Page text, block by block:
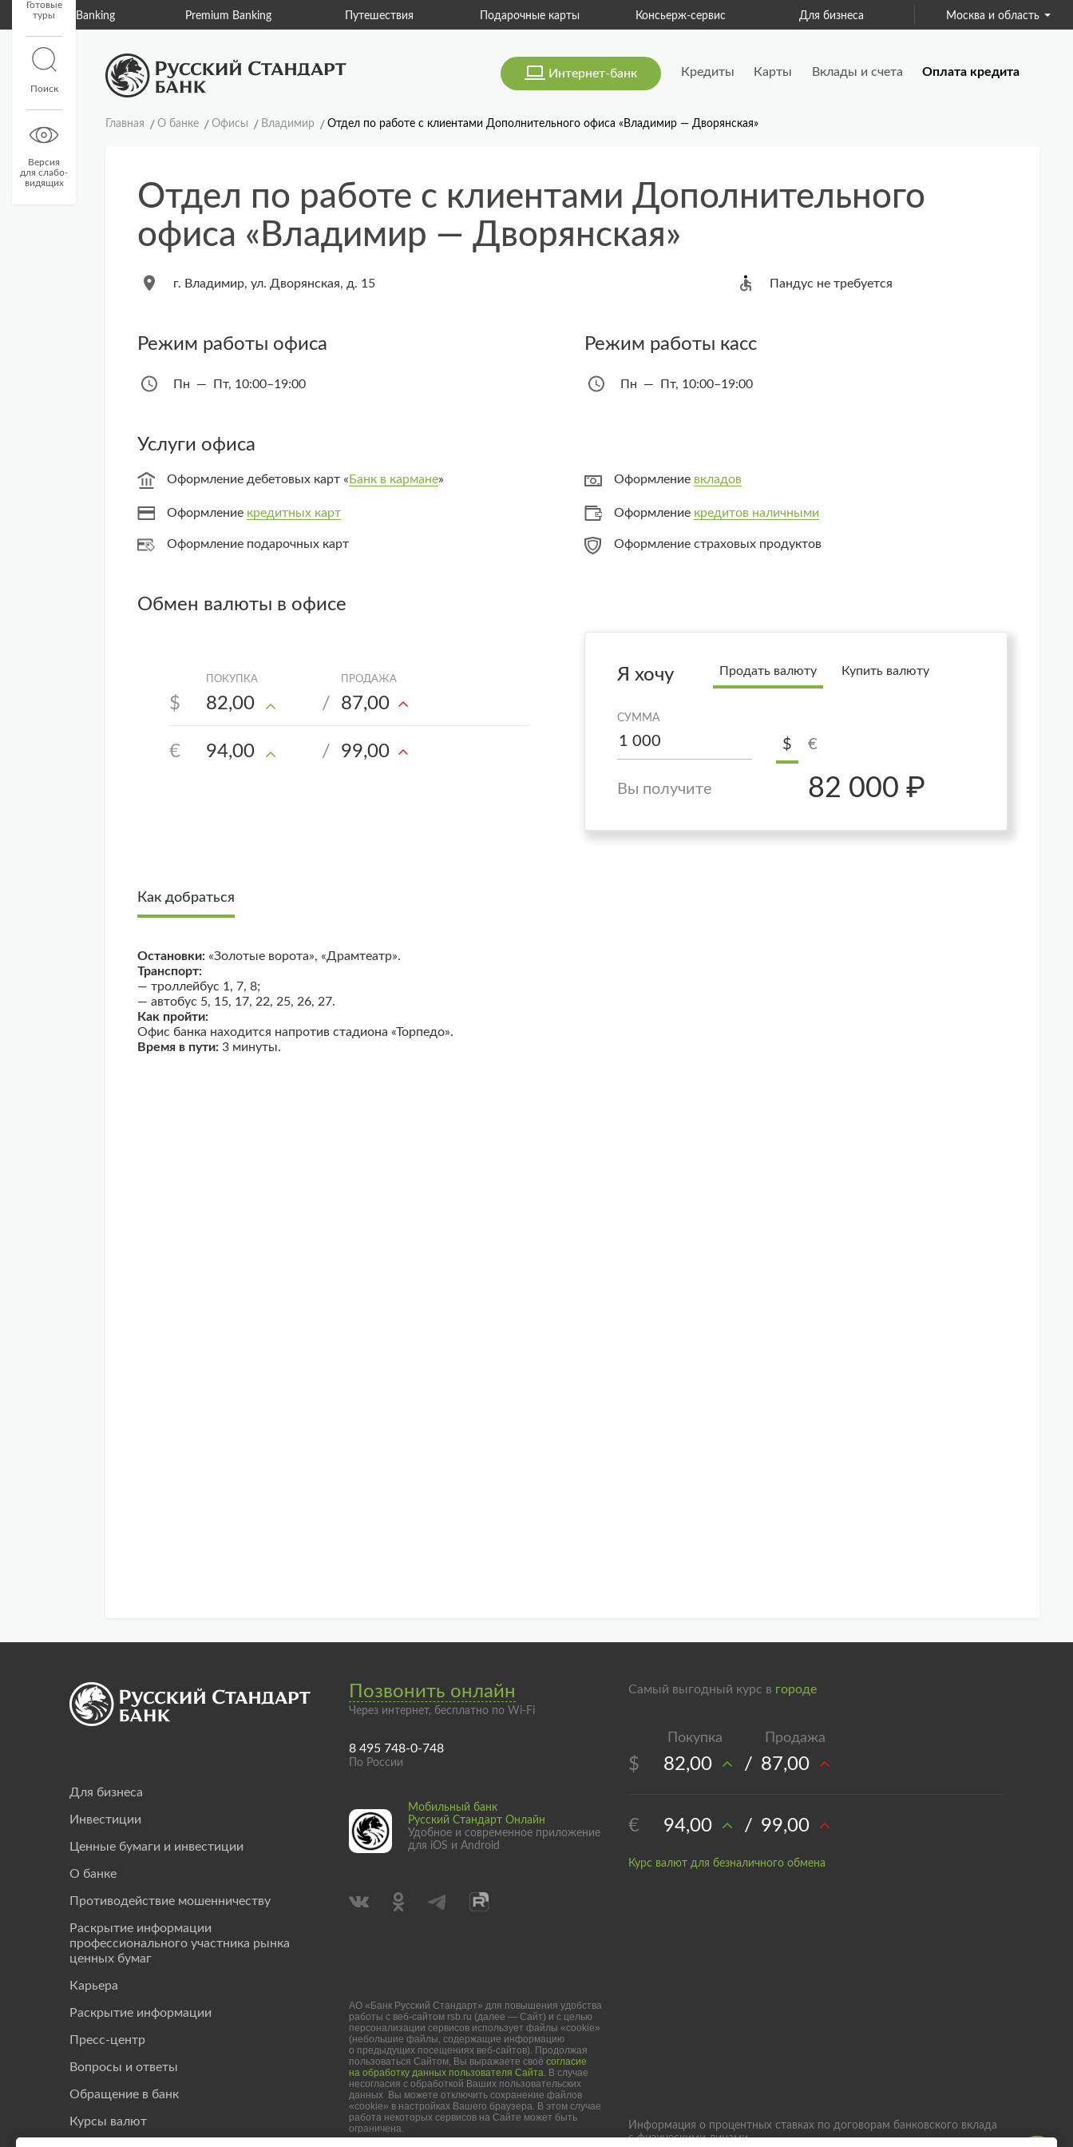
Private Banking Premium Banking Путешествия Подарочные карты Консьерж-сервис Для бизнеса Страхование
Москва и область
Готовые
туры
Поиск
Версия
для слабо-
видящих
Интернет-банк Кредиты Карты Вклады и счета Оплата кредита
Главная О банке Офисы Владимир Отдел по работе с клиентами Дополнительного офиса «Владимир — Дворянская»
Отдел по работе с клиентами Дополнительного
офиса «Владимир — Дворянская»
г. Владимир, ул. Дворянская, д. 15 Пандус не требуется
Режим работы офиса
Пн — Пт, 10:00–19:00
Режим работы касс
Пн — Пт, 10:00–19:00
Услуги офиса
Оформление дебетовых карт « Банк в кармане» Оформление вкладов
Оформление кредитных карт Оформление кредитов наличными
Оформление подарочных карт Оформление страховых продуктов
Обмен валюты в офисе
$ 82,00 / 87,00
€ 94,00 / 99,00
Я хочу Продать валюту Купить валюту
СУММА
$ €
Вы получите 82 000 ₽
Как добраться
Остановки: «Золотые ворота», «Драмтеатр».
Транспорт:
— троллейбус 1, 7, 8;
— автобус 5, 15, 17, 22, 25, 26, 27.
Как пройти:
Офис банка находится напротив стадиона «Торпедо».
Время в пути: 3 минуты.
Позвонить онлайн
Через интернет, бесплатно по Wi-Fi
8 495 748-0-748
По России
Для бизнеса
Инвестиции
Ценные бумаги и инвестиции
О банке
Противодействие мошенничеству
Раскрытие информации
профессионального участника рынка
ценных бумаг
Карьера
Раскрытие информации
Пресс-центр
Вопросы и ответы
Обращение в банк
Курсы валют
Мобильный банк
Русский Стандарт Онлайн
Удобное и современное приложение
для iOS и Android
АО «Банк Русский Стандарт» для повышения удобства
работы с веб-сайтом rsb.ru (далее — Сайт) и с целью
персонализации сервисов использует файлы «cookie»
(небольшие файлы, содержащие информацию
о предыдущих посещениях веб-сайтов). Продолжая
пользоваться Сайтом, Вы выражаете своё согласие
на обработку данных пользователя Сайта. В случае
несогласия с обработкой Ваших пользовательских
данных Вы можете отключить сохранение файлов
«cookie» в настройках Вашего браузера. В этом случае
работа некоторых сервисов на Сайте может быть
ограничена.
Самый выгодный курс в городе
$ 82,00 / 87,00
€ 94,00 / 99,00
Курс валют для безналичного обмена
Информация о процентных ставках по договорам банковского вклада
с физическими лицами